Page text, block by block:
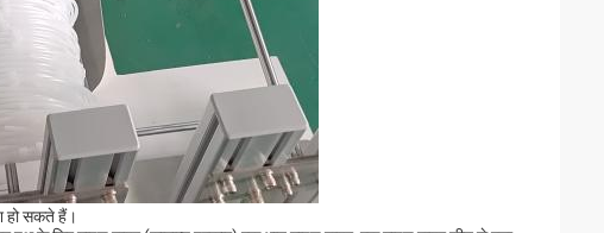
हो सकते हैं।